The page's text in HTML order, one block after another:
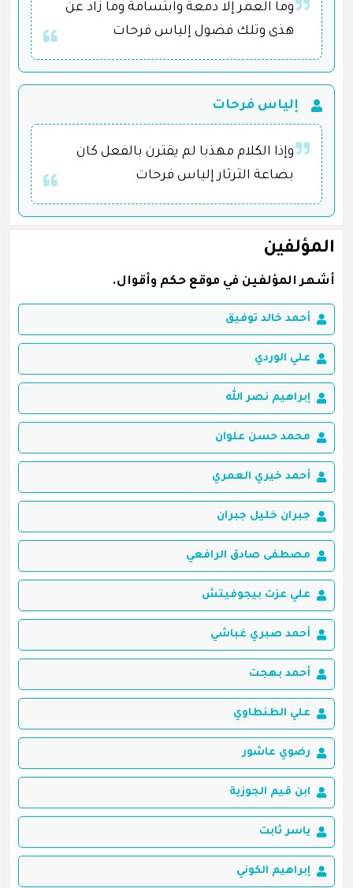
وما العمر إلا دمعة وابتسامة وما زاد عن
هذى وتلك فضول إلياس فرحات
إلياس فرحات
وإذا الكلام مهذبا لم يقترن بالفعل كان
بضاعة الثرثار إلياس فرحات
المؤلفين
أشهر المؤلفين في موقع حكم وأقوال.
أحمد خالد توفيق
علي الوردي
إبراهيم نصر الله
محمد حسن علوان
أحمد خيري العمري
جبران خليل جبران
مصطفى صادق الرافعي
علي عزت بيجوفيتش
أحمد صبري غباشي
أحمد بهجت
علي الطنطاوي
رضوي عاشور
ابن قيم الجوزية
ياسر ثابت
إبراهيم الكوني